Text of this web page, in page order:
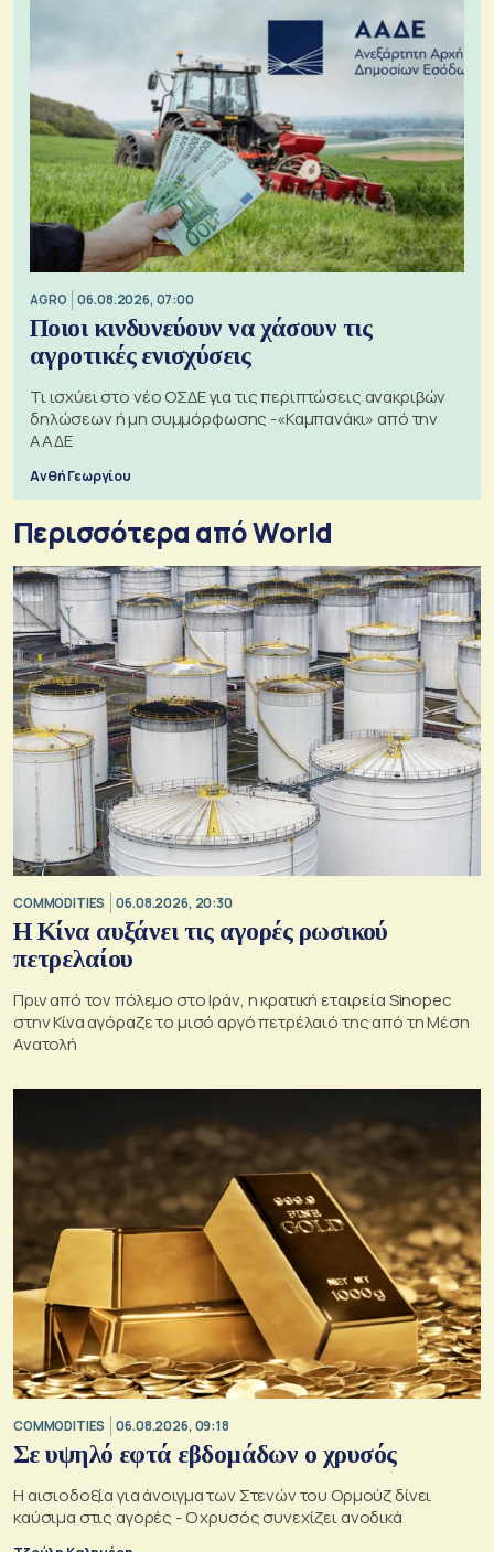
AGRO 06.08.2026, 07:00
Ποιοι κινδυνεύουν να χάσουν τις
αγροτικές ενισχύσεις
Τι ισχύει στο νέο ΟΣΔΕ για τις περιπτώσεις ανακριβών
δηλώσεων ή μη συμμόρφωσης -«Καμπανάκι» από την
ΑΑΔΕ
Ανθή Γεωργίου
Περισσότερα από World
COMMODITIES 06.08.2026, 20:30
Η Κίνα αυξάνει τις αγορές ρωσικού
πετρελαίου
Πριν από τον πόλεμο στο Ιράν, η κρατική εταιρεία Sinopec
στην Κίνα αγόραζε το μισό αργό πετρέλαιό της από τη Μέση
Ανατολή
COMMODITIES 06.08.2026, 09:18
Σε υψηλό εφτά εβδομάδων ο χρυσός
Η αισιοδοξία για άνοιγμα των Στενών του Ορμούζ δίνει
καύσιμα στις αγορές - Ο χρυσός συνεχίζει ανοδικά